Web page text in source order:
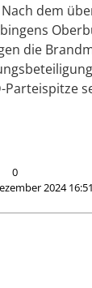
Nach dem
die
Parteispitze
0
2024 16:51